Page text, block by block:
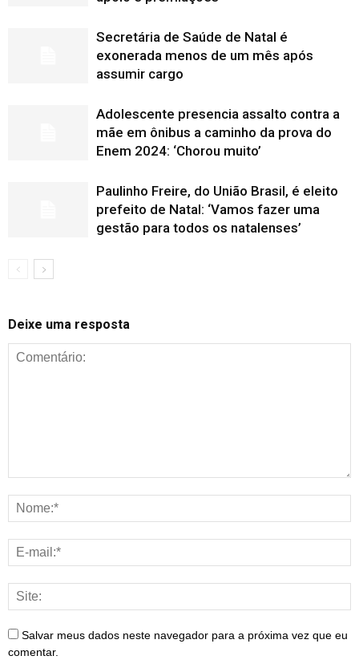
Secretária de Saúde de Natal é
exonerada menos de um mês após
assumir cargo
Adolescente presencia assalto contra a
mãe em ônibus a caminho da prova do
Enem 2024: ‘Chorou muito’
Paulinho Freire, do União Brasil, é eleito
prefeito de Natal: ‘Vamos fazer uma
gestão para todos os natalenses’
Deixe uma resposta
Salvar meus dados neste navegador para a próxima vez que eu
comentar.